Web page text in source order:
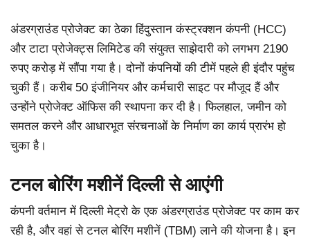
अंडरग्राउंड प्रोजेक्ट का ठेका हिंदुस्तान कंस्ट्रक्शन कंपनी (HCC)
और टाटा प्रोजेक्ट्स लिमिटेड की संयुक्त साझेदारी को लगभग 2190
रुपए करोड़ में सौंपा गया है। दोनों कंपनियों की टीमें पहले ही इंदौर पहुंच
चुकी हैं। करीब 50 इंजीनियर और कर्मचारी साइट पर मौजूद हैं और
उन्होंने प्रोजेक्ट ऑफिस की स्थापना कर दी है। फिलहाल, जमीन को
समतल करने और आधारभूत संरचनाओं के निर्माण का कार्य प्रारंभ हो
चुका है।
टनल बोरिंग मशीनें दिल्ली से आएंगी
कंपनी वर्तमान में दिल्ली मेट्रो के एक अंडरग्राउंड प्रोजेक्ट पर काम कर
रही है, और वहां से टनल बोरिंग मशीनें (TBM) लाने की योजना है। इन